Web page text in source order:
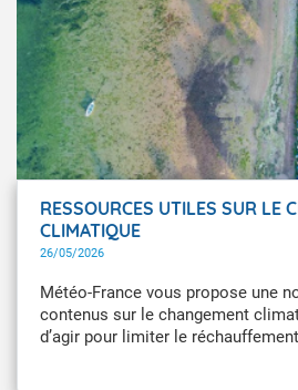
RESSOURCES UTILES SUR LE
CLIMATIQUE
26/05/2026
Météo-France vous propose une
contenus sur le changement
d’agir pour limiter le
preuve en chiffres : +1,4 °C de